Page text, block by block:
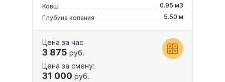
Ковш
0.95 м3
Глубина копания
5.50 м
Цена за час
3 875 руб.
Цена за смену:
31 000 руб.